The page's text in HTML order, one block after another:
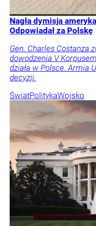
Nagła dymisja
Odpowiadał za Polskę
Gen. Charles Costanza
dowodzenia V
działa w Polsce. Armia
decyzji.
ŚwiatPolitykaWojsko